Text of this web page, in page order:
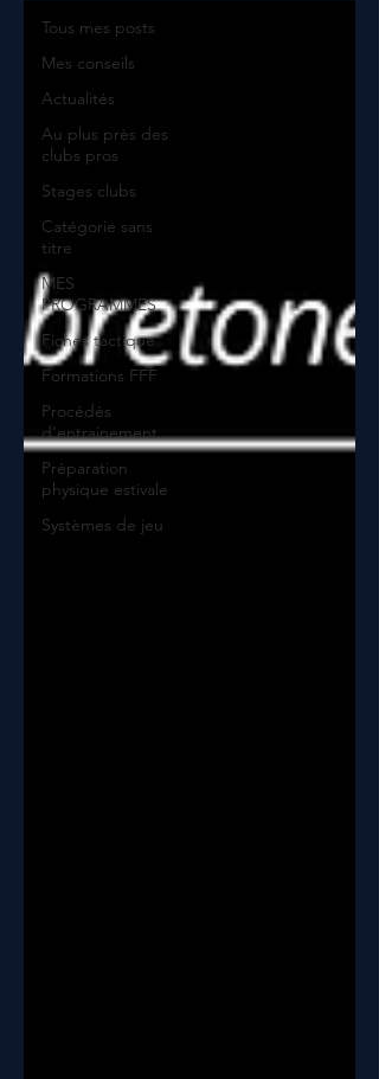
Tous mes posts
Mes conseils
Actualités
Au plus près des
clubs pros
Stages clubs
Catégorie sans
titre
MES
PROGRAMMES
Fiches tactique
Formations FFF
Procédés
d'entrainement
Préparation
physique estivale
Systèmes de jeu